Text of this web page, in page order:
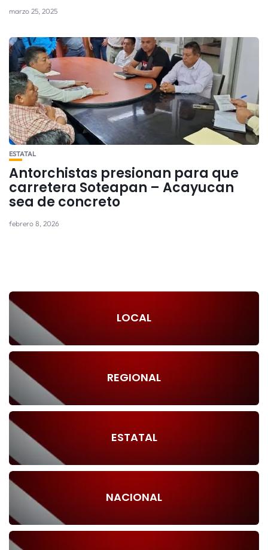
marzo 25, 2025
ESTATAL
Antorchistas presionan para que
carretera Soteapan – Acayucan
sea de concreto
febrero 8, 2026
LOCAL
REGIONAL
ESTATAL
NACIONAL